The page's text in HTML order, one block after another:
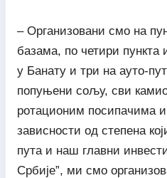
– Организовани смо на
базама, по четири пункта
у Банату и три на ауто-
попуњени сољу, сви
ротационим посипачима
зависности од степена
пута и наш главни
Србије”, ми смо